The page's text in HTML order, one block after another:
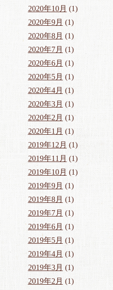
2020年10月 (1)
2020年9月 (1)
2020年8月 (1)
2020年7月 (1)
2020年6月 (1)
2020年5月(1)
2020年4月 (1)
2020年3月 (1)
2020年2月 (1)
2020年1月 (1)
2019年12月 (1)
2019年11月 (1)
2019年10月 (1)
2019年9月 (1)
2019年8月 (1)
2019年7月 (1)
2019年6月 (1)
2019年5月 (1)
2019年4月 (1)
2019年3月 (1)
2019年2月 (1)